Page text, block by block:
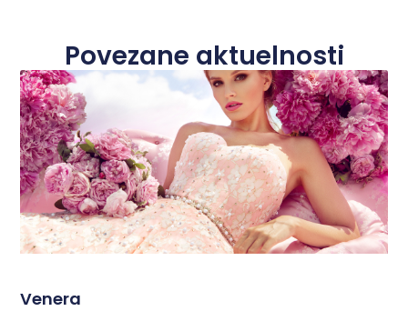
Povezane aktuelnosti
Venera